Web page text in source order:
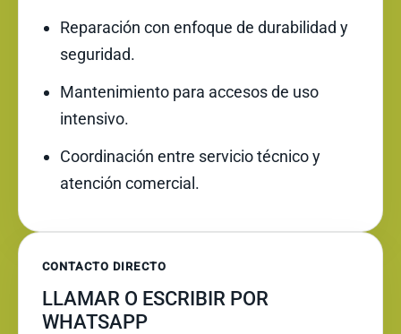
Reparación con enfoque de durabilidad y
seguridad.
Mantenimiento para accesos de uso
intensivo.
Coordinación entre servicio técnico y
atención comercial.
CONTACTO DIRECTO
LLAMAR O ESCRIBIR POR
WHATSAPP